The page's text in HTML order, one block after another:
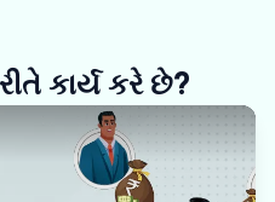
કાર્ય કરે છે?